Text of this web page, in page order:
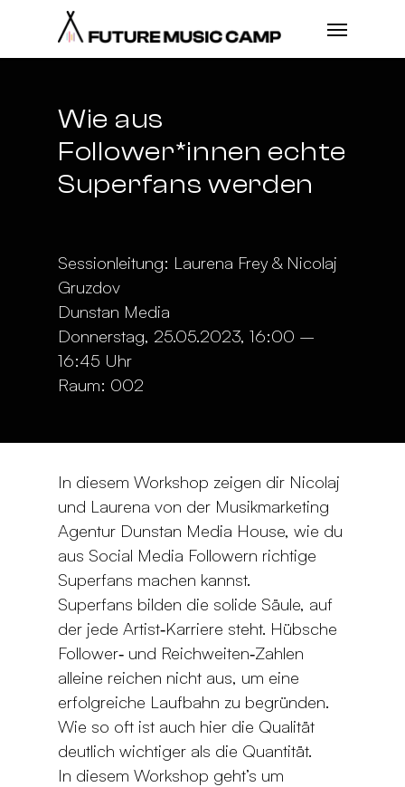
Wie aus
Follower*innen echte
Superfans werden
Sessionleitung: Laurena Frey & Nicolaj
Gruzdov
Dunstan Media
Donnerstag, 25.05.2023, 16:00 –
16:45 Uhr
Raum: 002
In diesem Workshop zeigen dir Nicolaj
und Laurena von der Musikmarketing
Agentur Dunstan Media House, wie du
aus Social Media Followern richtige
Superfans machen kannst.
Superfans bilden die solide Säule, auf
der jede Artist‐Karriere steht. Hübsche
Follower‐ und Reichweiten‐Zahlen
alleine reichen nicht aus, um eine
erfolgreiche Laufbahn zu begründen.
Wie so oft ist auch hier die Qualität
deutlich wichtiger als die Quantität.
In diesem Workshop geht’s um